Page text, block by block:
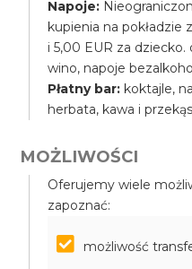
Napoje:
kupienia na pokładzie
i 5,00 EUR za
wino, napoje
Płatny bar: koktajle,
herbata, kawa i
MOŻLIWOŚCI
Oferujemy wiele
zapoznać:
możliwość